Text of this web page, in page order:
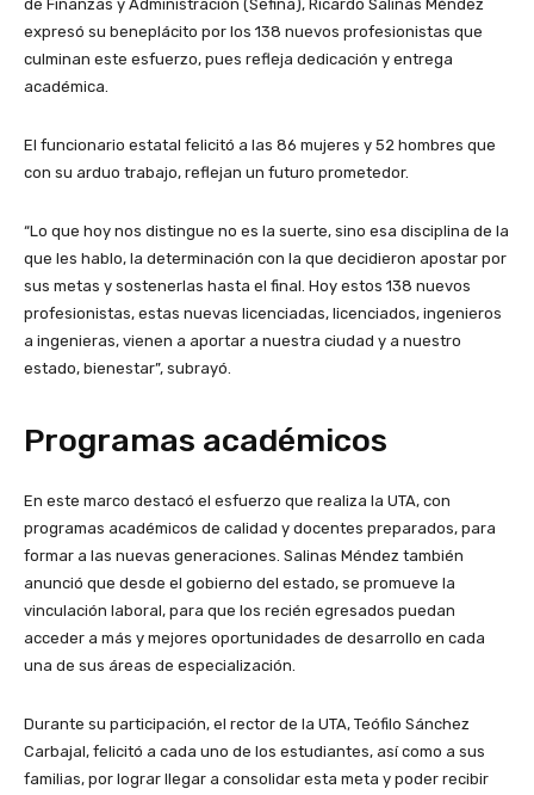
de Finanzas y Administración (Sefina), Ricardo Salinas Méndez
expresó su beneplácito por los 138 nuevos profesionistas que
culminan este esfuerzo, pues refleja dedicación y entrega
académica.
El funcionario estatal felicitó a las 86 mujeres y 52 hombres que
con su arduo trabajo, reflejan un futuro prometedor.
“Lo que hoy nos distingue no es la suerte, sino esa disciplina de la
que les hablo, la determinación con la que decidieron apostar por
sus metas y sostenerlas hasta el final. Hoy estos 138 nuevos
profesionistas, estas nuevas licenciadas, licenciados, ingenieros
a ingenieras, vienen a aportar a nuestra ciudad y a nuestro
estado, bienestar”, subrayó.
Programas académicos
En este marco destacó el esfuerzo que realiza la UTA, con
programas académicos de calidad y docentes preparados, para
formar a las nuevas generaciones. Salinas Méndez también
anunció que desde el gobierno del estado, se promueve la
vinculación laboral, para que los recién egresados puedan
acceder a más y mejores oportunidades de desarrollo en cada
una de sus áreas de especialización.
Durante su participación, el rector de la UTA, Teófilo Sánchez
Carbajal, felicitó a cada uno de los estudiantes, así como a sus
familias, por lograr llegar a consolidar esta meta y poder recibir